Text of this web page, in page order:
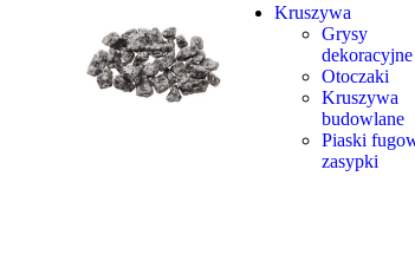
Kruszywa
Grysy
dekoracyjne
Otoczaki
Kruszywa
budowlane
Piaski
zasypki